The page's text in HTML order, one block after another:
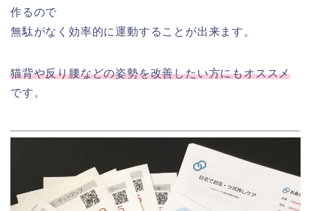
作るので
無駄がなく効率的に運動することが出来ます。
猫背や反り腰などの姿勢を改善したい方にもオススメ
です。